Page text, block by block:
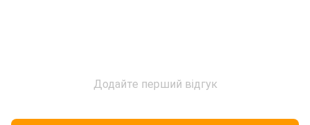
Додайте перший відгук